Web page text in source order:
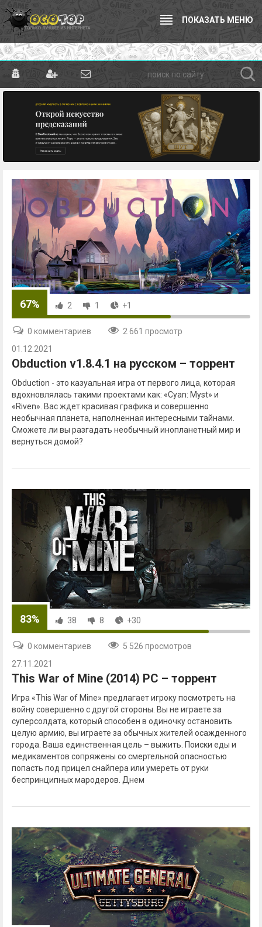
ПОКАЗАТЬ МЕНЮ
67% 2 1 +1
0 комментариев
2 661 просмотр
01.12.2021
Obduction v1.8.4.1 на русском – торрент
Obduction - это казуальная игра от первого лица, которая
вдохновлялась такими проектами как: «Cyan: Myst» и
«Riven». Вас ждет красивая графика и совершенно
необычная планета, наполненная интересными тайнами.
Сможете ли вы разгадать необычный инопланетный мир и
вернуться домой?
83% 38 8 +30
0 комментариев
5 526 просмотров
27.11.2021
This War of Mine (2014) PC – торрент
Игра «This War of Mine» предлагает игроку посмотреть на
войну совершенно с другой стороны. Вы не играете за
суперсолдата, который способен в одиночку остановить
целую армию, вы играете за обычных жителей осажденного
города. Ваша единственная цель – выжить. Поиски еды и
медикаментов сопряжены со смертельной опасностью
попасть под прицел снайпера или умереть от руки
беспринципных мародеров. Днем